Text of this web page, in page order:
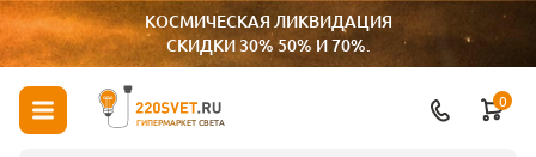
КОСМИЧЕСКАЯ ЛИКВИДАЦИЯ
СКИДКИ 30% 50% И 70%.
ГИПЕРМАРКЕТ СВЕТА
0